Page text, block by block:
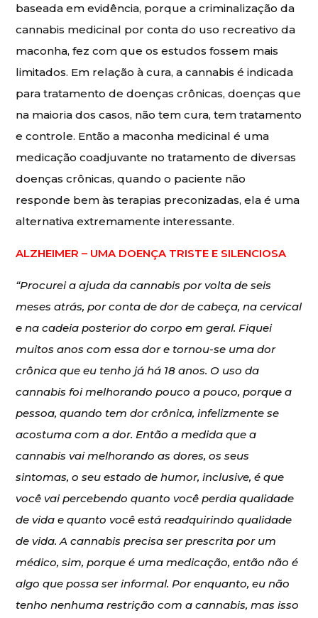
baseada em evidência, porque a criminalização da
cannabis medicinal por conta do uso recreativo da
maconha, fez com que os estudos fossem mais
limitados. Em relação à cura, a cannabis é indicada
para tratamento de doenças crônicas, doenças que
na maioria dos casos, não tem cura, tem tratamento
e controle. Então a maconha medicinal é uma
medicação coadjuvante no tratamento de diversas
doenças crônicas, quando o paciente não
responde bem às terapias preconizadas, ela é uma
alternativa extremamente interessante.
ALZHEIMER – UMA DOENÇA TRISTE E SILENCIOSA
“Procurei a ajuda da cannabis por volta de seis
meses atrás, por conta de dor de cabeça, na cervical
e na cadeia posterior do corpo em geral. Fiquei
muitos anos com essa dor e tornou-se uma dor
crônica que eu tenho já há 18 anos. O uso da
cannabis foi melhorando pouco a pouco, porque a
pessoa, quando tem dor crônica, infelizmente se
acostuma com a dor. Então a medida que a
cannabis vai melhorando as dores, os seus
sintomas, o seu estado de humor, inclusive, é que
você vai percebendo quanto você perdia qualidade
de vida e quanto você está readquirindo qualidade
de vida. A cannabis precisa ser prescrita por um
médico, sim, porque é uma medicação, então não é
algo que possa ser informal. Por enquanto, eu não
tenho nenhuma restrição com a cannabis, mas isso